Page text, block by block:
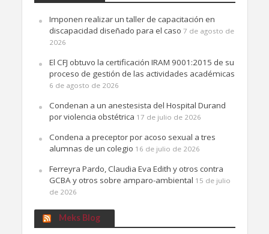
Imponen realizar un taller de capacitación en
discapacidad diseñado para el caso 7 de agosto de
2026
El CFJ obtuvo la certificación IRAM 9001:2015 de su
proceso de gestión de las actividades académicas
6 de agosto de 2026
Condenan a un anestesista del Hospital Durand
por violencia obstétrica 17 de julio de 2026
Condena a preceptor por acoso sexual a tres
alumnas de un colegio 16 de julio de 2026
Ferreyra Pardo, Claudia Eva Edith y otros contra
GCBA y otros sobre amparo-ambiental 15 de julio
de 2026
Meks Blog